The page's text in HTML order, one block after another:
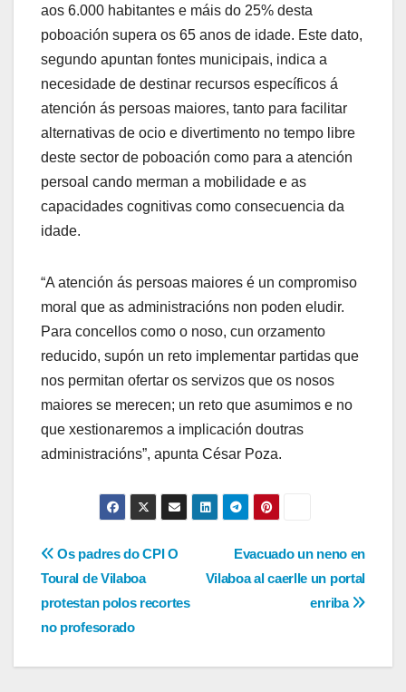
aos 6.000 habitantes e máis do 25% desta
poboación supera os 65 anos de idade. Este dato,
segundo apuntan fontes municipais, indica a
necesidade de destinar recursos específicos á
atención ás persoas maiores, tanto para facilitar
alternativas de ocio e divertimento no tempo libre
deste sector de poboación como para a atención
persoal cando merman a mobilidade e as
capacidades cognitivas como consecuencia da
idade.
“A atención ás persoas maiores é un compromiso
moral que as administracións non poden eludir.
Para concellos como o noso, cun orzamento
reducido, supón un reto implementar partidas que
nos permitan ofertar os servizos que os nosos
maiores se merecen; un reto que asumimos e no
que xestionaremos a implicación doutras
administracións”, apunta César Poza.
Navegación
de
entradas
Evacuado un neno en
Vilaboa al caerlle un portal
enriba
Os padres do CPI O
Toural de Vilaboa
protestan polos recortes
no profesorado